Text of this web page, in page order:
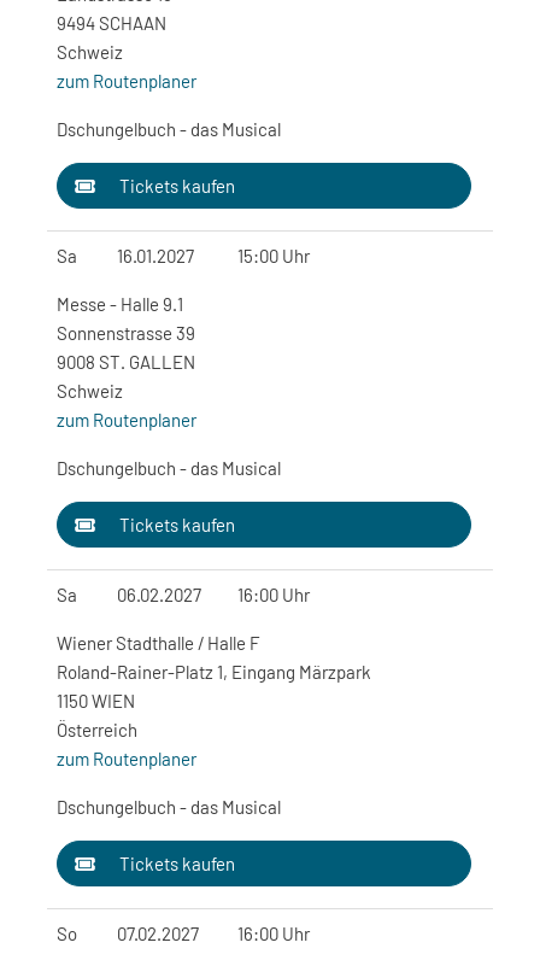
9494 SCHAAN
Schweiz
zum Routenplaner
Dschungelbuch - das Musical
Tickets kaufen
Sa 16.01.2027 15:00 Uhr
Messe - Halle 9.1
Sonnenstrasse 39
9008 ST. GALLEN
Schweiz
zum Routenplaner
Dschungelbuch - das Musical
Tickets kaufen
Sa 06.02.2027 16:00 Uhr
Wiener Stadthalle / Halle F
Roland-Rainer-Platz 1, Eingang Märzpark
1150 WIEN
Österreich
zum Routenplaner
Dschungelbuch - das Musical
Tickets kaufen
So 07.02.2027 16:00 Uhr